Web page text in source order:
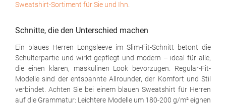
Sweatshirt-Sortiment für Sie und Ihn
Schnitte, die den Unterschied machen
Ein blaues Herren Longsleeve im Slim-Fit-Schnitt betont die
Schulterpartie und wirkt gepflegt und modern – ideal für alle,
die einen klaren, maskulinen Look bevorzugen. Regular-Fit-
Modelle sind der entspannte Allrounder, der Komfort und Stil
verbindet. Achten Sie bei einem blauen Sweatshirt für Herren
auf die Grammatur: Leichtere Modelle um 180-200 g/m² eignen